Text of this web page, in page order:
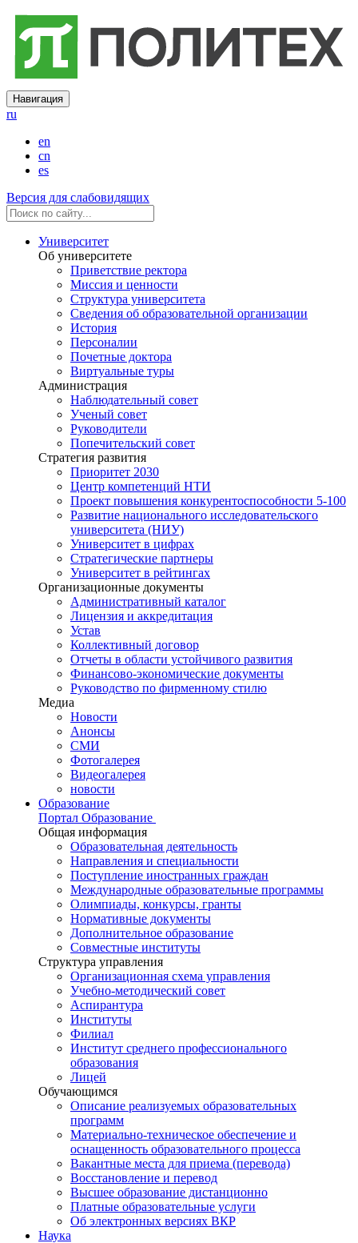
Навигация
ru
en
cn
es
Версия для слабовидящих
Университет
Об университете
Приветствие ректора
Миссия и ценности
Структура университета
Сведения об образовательной организации
История
Персоналии
Почетные доктора
Виртуальные туры
Администрация
Наблюдательный совет
Ученый совет
Руководители
Попечительский совет
Стратегия развития
Приоритет 2030
Центр компетенций НТИ
Проект повышения конкурентоспособности 5-100
Развитие национального исследовательского
университета (НИУ)
Университет в цифрах
Стратегические партнеры
Университет в рейтингах
Организационные документы
Административный каталог
Лицензия и аккредитация
Устав
Коллективный договор
Отчеты в области устойчивого развития
Финансово-экономические документы
Руководство по фирменному стилю
Медиа
Новости
Анонсы
СМИ
Фотогалерея
Видеогалерея
новости
Образование
Портал Образование
Общая информация
Образовательная деятельность
Направления и специальности
Поступление иностранных граждан
Международные образовательные программы
Олимпиады, конкурсы, гранты
Нормативные документы
Дополнительное образование
Совместные институты
Структура управления
Организационная схема управления
Учебно-методический совет
Аспирантура
Институты
Филиал
Институт среднего профессионального
образования
Лицей
Обучающимся
Описание реализуемых образовательных
программ
Материально-техническое обеспечение и
оснащенность образовательного процесса
Вакантные места для приема (перевода)
Восстановление и перевод
Высшее образование дистанционно
Платные образовательные услуги
Об электронных версиях ВКР
Наука